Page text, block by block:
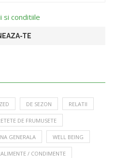
si conditiile
DE SEZON RELATII
DE FRUMUSETE
GENERALA WELL BEING
/ CONDIMENTE